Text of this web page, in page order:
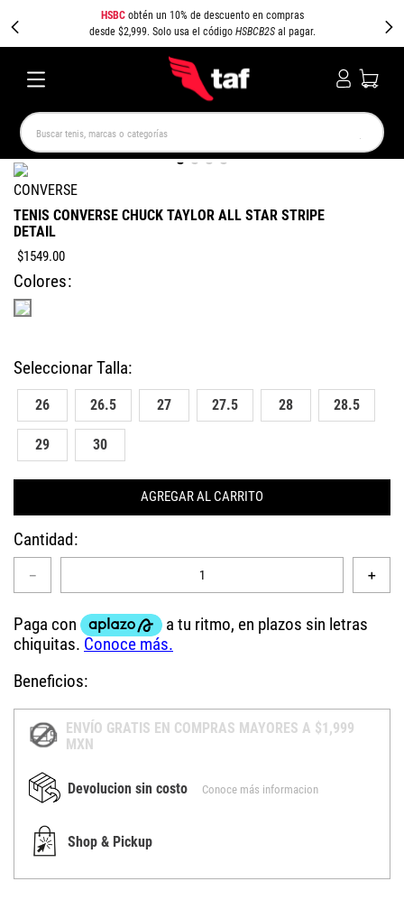
HSBCobtén un 10% de descuento en compras
desde $2,999. Solo usa el código HSBCB2Sal pagar.
Buscar tenis, marcas o categorías
CONVERSE
TENIS CONVERSE CHUCK TAYLOR ALL STAR STRIPE
DETAIL
$1549.00
Colores
26 26.5 27 27.5 28 28.5
29 30
AGREGAR AL CARRITO
Cantidad
＋
－
Beneficios:
ENVÍO GRATIS EN COMPRAS MAYORES A $1,999
MXN
Devolucion sin costo Conoce más informacion
Shop & Pickup
TÉRMINOS MÁS BUSCADOS
NEW BALANCE
SPEEDCAT
CAMPUS